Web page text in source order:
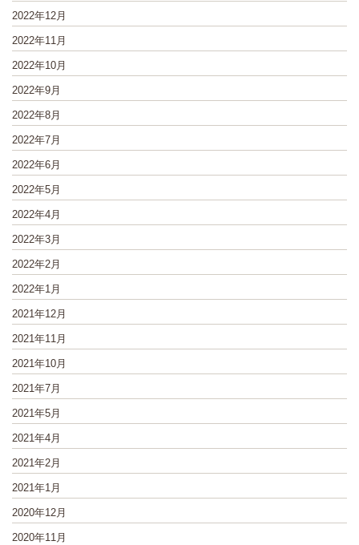
2022年12月
2022年11月
2022年10月
2022年9月
2022年8月
2022年7月
2022年6月
2022年5月
2022年4月
2022年3月
2022年2月
2022年1月
2021年12月
2021年11月
2021年10月
2021年7月
2021年5月
2021年4月
2021年2月
2021年1月
2020年12月
2020年11月